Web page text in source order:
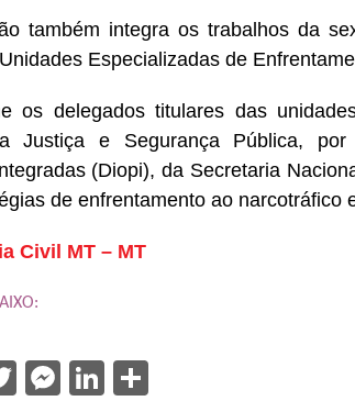
também integra os trabalhos da
Especializadas de
os delegados titulares das
Justiça e Segurança Pública,
(Diopi), da Secretaria
de enfrentamento ao narcotráfico
Civil MT – MT
TwitterMessenger
LinkedIn